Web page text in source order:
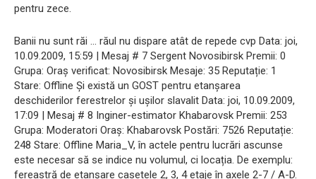
pentru zece.
Banii nu sunt răi ... răul nu dispare atât de repede cvp Data: joi,
10.09.2009, 15:59 | Mesaj # 7 Sergent Novosibirsk Premii: 0
Grupa: Oraș verificat: Novosibirsk Mesaje: 35 Reputație: 1
Stare: Offline Și există un GOST pentru etanșarea
deschiderilor ferestrelor și ușilor slavalit Data: joi, 10.09.2009,
17:09 | Mesaj # 8 Inginer-estimator Khabarovsk Premii: 253
Grupa: Moderatori Oraș: Khabarovsk Postări: 7526 Reputație:
248 Stare: Offline Maria_V, în actele pentru lucrări ascunse
este necesar să se indice nu volumul, ci locația. De exemplu:
fereastră de etanșare casetele 2, 3, 4 etaje în axele 2-7 / A-D.